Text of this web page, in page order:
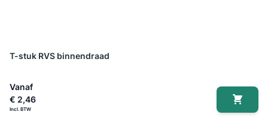
T-stuk RVS binnendraad
Vanaf
€ 2,46